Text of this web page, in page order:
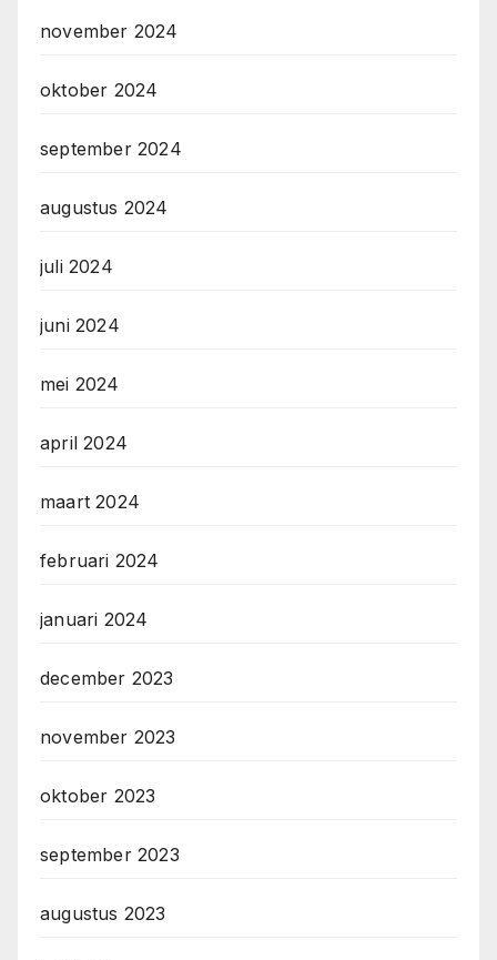
november 2024
oktober 2024
september 2024
augustus 2024
juli 2024
juni 2024
mei 2024
april 2024
maart 2024
februari 2024
januari 2024
december 2023
november 2023
oktober 2023
september 2023
augustus 2023